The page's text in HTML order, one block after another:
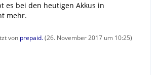
es bei den heutigen Akkus in
mehr.
von prepaid.(26. November 2017 um 10:25)